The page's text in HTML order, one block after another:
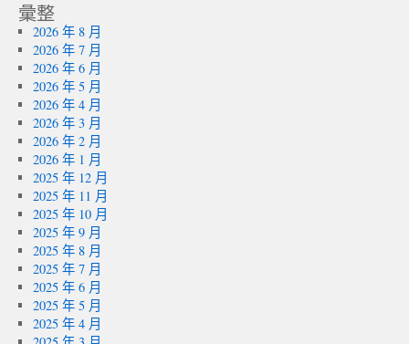
彙整
2026 年 8 月
2026 年 7 月
2026 年 6 月
2026 年 5 月
2026 年 4 月
2026 年 3 月
2026 年 2 月
2026 年 1 月
2025 年 12 月
2025 年 11 月
2025 年 10 月
2025 年 9 月
2025 年 8 月
2025 年 7 月
2025 年 6 月
2025 年 5 月
2025 年 4 月